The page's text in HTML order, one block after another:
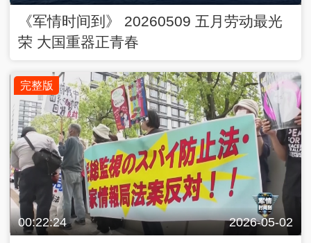
《军情时间到》 20260509 五月劳动最光
荣 大国重器正青春
完整版
00:22:24 2026-05-02